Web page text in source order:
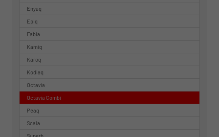
Enyaq
Epiq
Fabia
Kamiq
Karoq
Kodiaq
Octavia
Octavia Combi
Peaq
Scala
Superb